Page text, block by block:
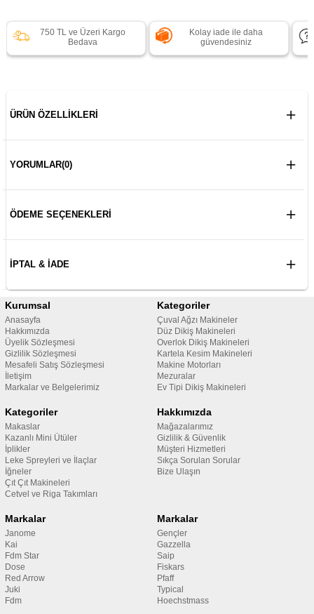
750 TL ve Üzeri Kargo
Bedava
Kolay iade ile daha
güvendesiniz
ÜRÜN ÖZELLIKLERI
YORUMLAR(0)
ÖDEME SEÇENEKLERI
İPTAL & İADE
Kurumsal
Anasayfa
Hakkımızda
Üyelik Sözleşmesi
Gizlilik Sözleşmesi
Mesafeli Satış Sözleşmesi
İletişim
Markalar ve Belgelerimiz
Kategoriler
Çuval Ağzı Makineler
Düz Dikiş Makineleri
Overlok Dikiş Makineleri
Kartela Kesim Makineleri
Makine Motorları
Mezuralar
Ev Tipi Dikiş Makineleri
Kategoriler
Makaslar
Kazanlı Mini Ütüler
İplikler
Leke Spreyleri ve İlaçlar
İğneler
Çıt Çıt Makineleri
Cetvel ve Riga Takımları
Hakkımızda
Mağazalarımız
Gizlilik & Güvenlik
Müşteri Hizmetleri
Sıkça Sorulan Sorular
Bize Ulaşın
Markalar
Janome
Kai
Fdm Star
Dose
Red Arrow
Juki
Fdm
Markalar
Gençler
Gazzella
Saip
Fiskars
Pfaff
Typical
Hoechstmass